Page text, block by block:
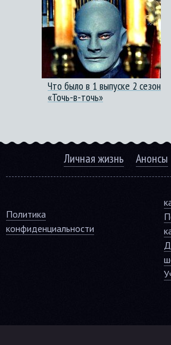
Что было в 1 выпуске 2 сезон
«Точь-в-точь»
Личная жизнь Анонсы
Политика
конфиденциальности